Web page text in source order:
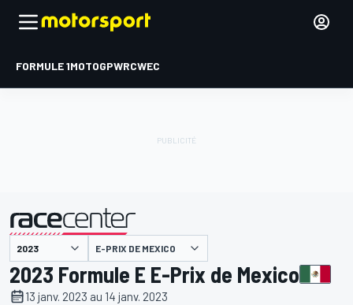
FORMULE 1MOTOGPWRCWEC
présenté par E-PRIX DE MEXICO
2023 Formule E E-Prix de Mexico
13 janv. 2023 au 14 janv. 2023